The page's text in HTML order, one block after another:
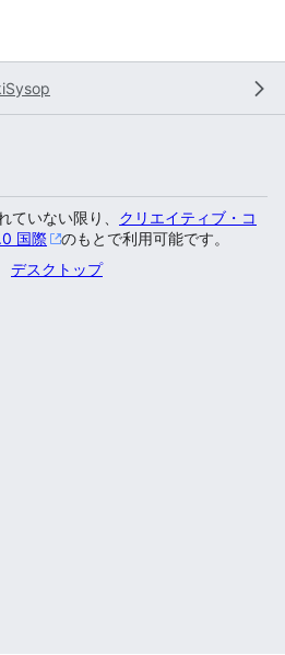
ていない限り、 クリエイティブ・コ
国際
のもとで利用可能です。
デスクトップ